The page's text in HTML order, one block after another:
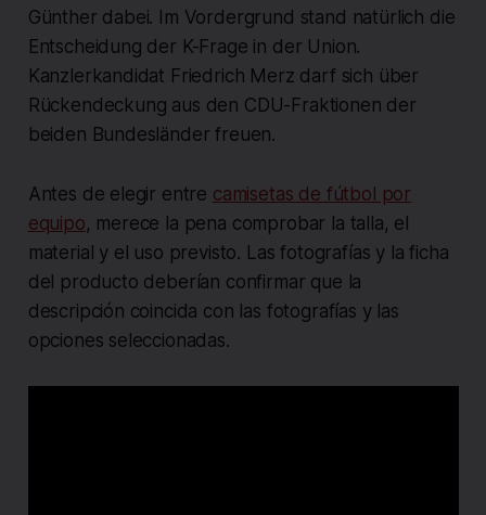
Günther dabei. Im Vordergrund stand natürlich die
Entscheidung der K-Frage in der Union.
Kanzlerkandidat Friedrich Merz darf sich über
Rückendeckung aus den CDU-Fraktionen der
beiden Bundesländer freuen.
Antes de elegir entre camisetas de fútbol por
equipo, merece la pena comprobar la talla, el
material y el uso previsto. Las fotografías y la ficha
del producto deberían confirmar que la
descripción coincida con las fotografías y las
opciones seleccionadas.